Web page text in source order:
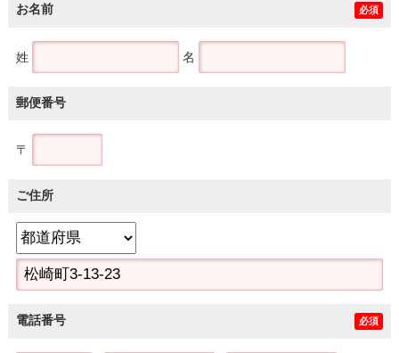
お名前 必須
姓 名
郵便番号
〒
ご住所
電話番号 必須